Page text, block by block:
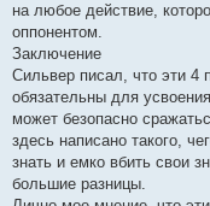
на любое действие,
оппонентом.
Заключение
Сильвер писал, что эти 4
обязательны для
может безопасно
здесь написано такого,
знать и емко вбить свои
большие разницы.